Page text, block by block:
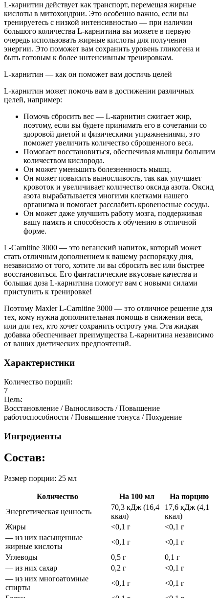
L-карнитин действует как транспорт, перемещая жирные
кислоты в митохондрии. Это особенно важно, если вы
тренируетесь с низкой интенсивностью — при наличии
большого количества L-карнитина вы можете в первую
очередь использовать жирные кислоты для получения
энергии. Это поможет вам сохранить уровень гликогена и
быть готовым к более интенсивным тренировкам.
L-карнитин — как он поможет вам достичь целей
L-карнитин может помочь вам в достижении различных
целей, например:
Помочь сбросить вес — L-карнитин сжигает жир,
поэтому, если вы будете принимать его в сочетании со
здоровой диетой и физическими упражнениями, это
поможет увеличить количество сброшенного веса.
Помогает восстановиться, обеспечивая мышцы большим
количеством кислорода.
Он может уменьшить болезненность мышц.
Он может повысить выносливость, так как улучшает
кровоток и увеличивает количество оксида азота. Оксид
азота вырабатывается многими клетками нашего
организма и помогает расслабить кровеносные сосуды.
Он может даже улучшить работу мозга, поддерживая
вашу память и способность к обучению в отличной
форме.
L-Carnitine 3000 — это веганский напиток, который может
стать отличным дополнением к вашему распорядку дня,
независимо от того, хотите ли вы сбросить вес или быстрее
восстановиться. Его фантастические вкусовые качества и
большая доза L-карнитина помогут вам с новыми силами
приступить к тренировке!
Поэтому Maxler L-Carnitine 3000 — это отличное решение для
тех, кому нужна дополнительная помощь в снижении веса,
или для тех, кто хочет сохранить остроту ума. Эта жидкая
добавка обеспечивает преимущества L-карнитина независимо
от ваших диетических предпочтений.
Характеристики
Количество порций:
7
Цель:
Восстановление / Выносливость / Повышение
работоспособности / Повышение тонуса / Похудение
Ингредиенты
Состав:
Размер порции: 25 мл
Количество На 100 мл
На порцию
Энергетическая ценность
70,3 кДж (16,4
ккал)
17,6 кДж (4,1
ккал)
Жиры
<0,1 г
<0,1 г
— из них насыщенные
жирные кислоты
<0,1 г
<0,1 г
Углеводы
0,5 г
0,1 г
— из них сахар
0,2 г
<0,1 г
— из них многоатомные
спирты
<0,1 г
<0,1 г